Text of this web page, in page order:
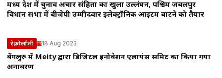
मध्य प्रदेश में चुनाव अचार संहिता का खुला उल्लंघन, पश्चिम जबलपुर
विधान सभा में बीजेपी उम्मीदवार इलेक्ट्रॉनिक आइटम बाटने को तैयार
टेक्नोलॉजी 18 Aug 2023
बेंगलुरु में Meity द्वारा डिजिटल इनोवेशन एलायंस समिट का किया गया
अनावरण